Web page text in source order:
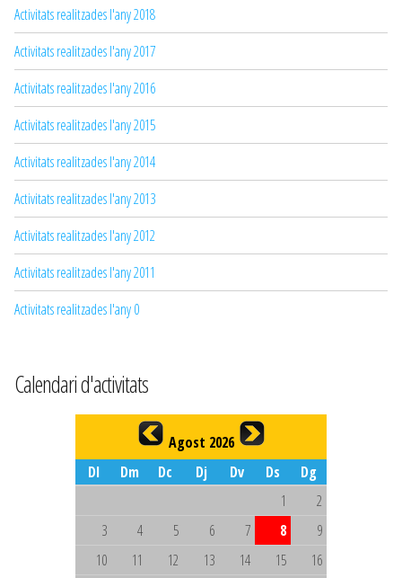
Activitats realitzades l'any 2018
Activitats realitzades l'any 2017
Activitats realitzades l'any 2016
Activitats realitzades l'any 2015
Activitats realitzades l'any 2014
Activitats realitzades l'any 2013
Activitats realitzades l'any 2012
Activitats realitzades l'any 2011
Activitats realitzades l'any 0
Calendari d'activitats
Agost 2026
Dl
Dm Dc Dj Dv Ds
Dg
1
2
3
4 5 6 7 8
9
10
11 12 13 14 15
16